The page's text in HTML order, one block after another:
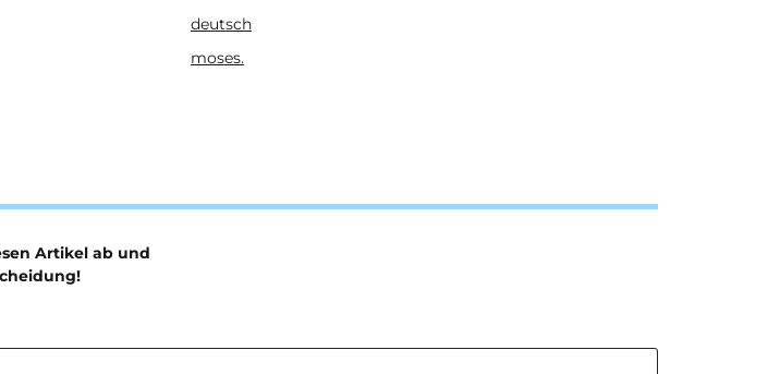
deutsch
moses.
Artikel ab und